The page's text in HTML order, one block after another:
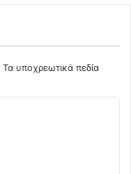
Τα υποχρεωτικά πεδία